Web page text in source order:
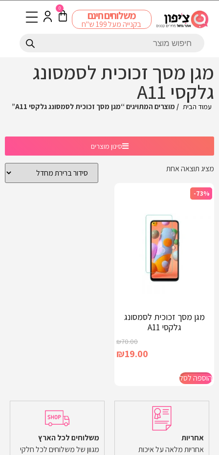
משלוחים חינם
בקנייה מעל 199 ש"ח
0
מגן מסך זכוכית לסמסונג
גלקסי A11
עמוד הבית / מוצרים המתויגים “מגן מסך זכוכית לסמסונג גלקסי A11”
סינון מוצרים
מציג תוצאה אחת
-73%
מגן מסך זכוכית לסמסונג
גלקסי A11
₪70.00
₪19.00
הוספה לסל
אחריות
אחריות מלאה על איכות
משלוחים לכל הארץ
מגוון של משלוחים לכל חלקי